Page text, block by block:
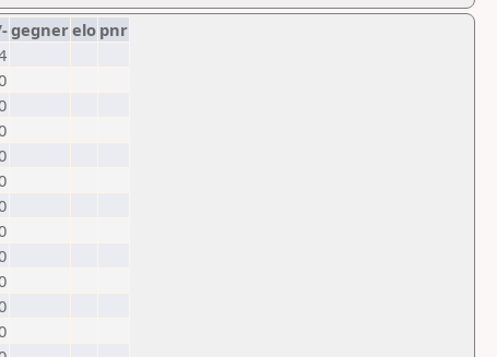
gegnerelo pnr